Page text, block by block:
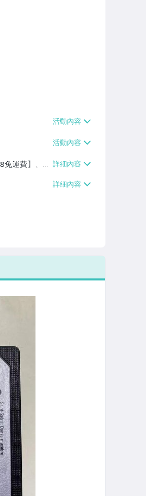
免運費】、7-
$60、滿5件
件或消費滿